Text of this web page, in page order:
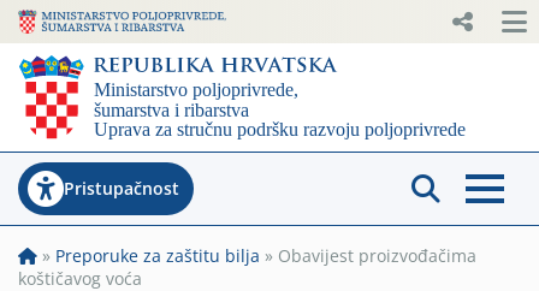
Pristupačnost
» Preporuke za zaštitu bilja » Obavijest proizvođačima
koštičavog voća